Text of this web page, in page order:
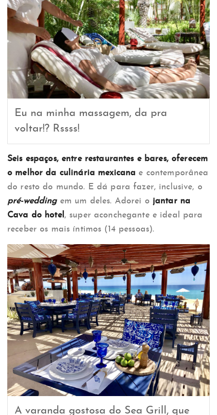
Eu na minha massagem, da pra
voltar!? Rssss!
Seis espaços, entre restaurantes e bares, oferecem
o melhor da culinária mexicana e contemporânea
do resto do mundo. E dá para fazer, inclusive, o
pré-weddingem um deles. Adorei o jantar na
Cava do hotel , super aconchegante e ideal para
receber os mais íntimos (14 pessoas).
A varanda gostosa do Sea Grill, que